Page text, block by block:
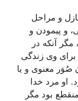
و مراحل
و پيمودن و
آنكه در
وى زندگى
صُوَر معنوى و يا
او مرد خدا
بود مگر